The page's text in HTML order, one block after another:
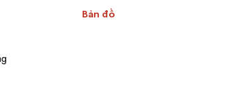
Bản đồ